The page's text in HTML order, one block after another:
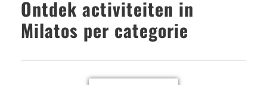
Ontdek activiteiten in
Milatos per categorie